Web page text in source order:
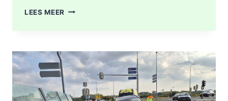
LEES MEER STROOMSTORING